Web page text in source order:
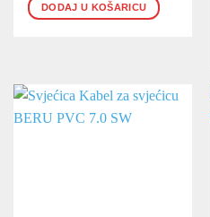
DODAJ U KOŠARICU